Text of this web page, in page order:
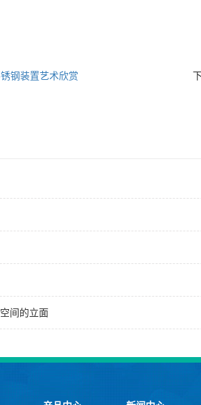
钢装置艺术欣赏
间的立面